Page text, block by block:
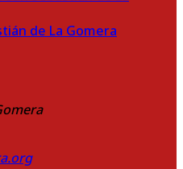
de La Gomera